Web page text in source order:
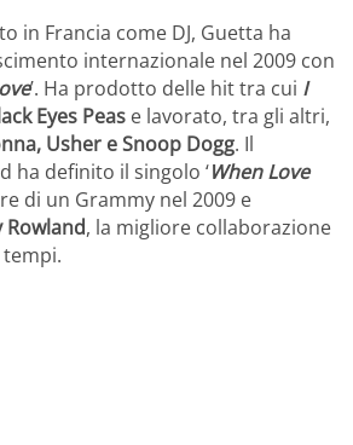
in Francia come DJ, Guetta ha
internazionale nel 2009 con
’. Ha prodotto delle hit tra cui I
Eyes Peas e lavorato, tra gli altri,
Usher e Snoop Dogg. Il
ha definito il singolo ‘When Love
di un Grammy nel 2009 e
Rowland, la migliore collaborazione